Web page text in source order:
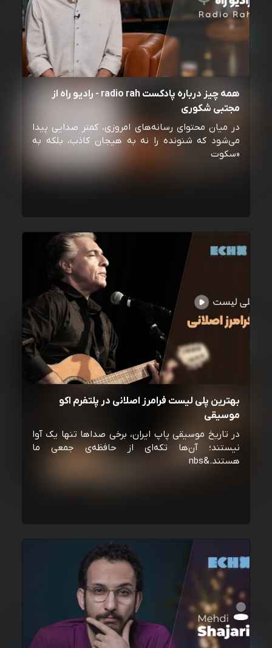
همه چیز درباره پادکست radio rah - رادیو راه از
مجتبی شکوری
در میان محتوای رسانه‌های امروزی، کمتر صدایی پیدا
می‌شود که شنونده را نه به هیجان کاذب، بلکه به
«سکوت
بهترین پلی لیست فرامرز اصلانی در پلتفرم اکو
موسیقی
در تاریخ موسیقی پاپ ایران، برخی صداها تنها یک آوا
نیستند؛ آن‌ها تکه‌ای از حافظه‌ی جمعی ما
هستند.&nbs